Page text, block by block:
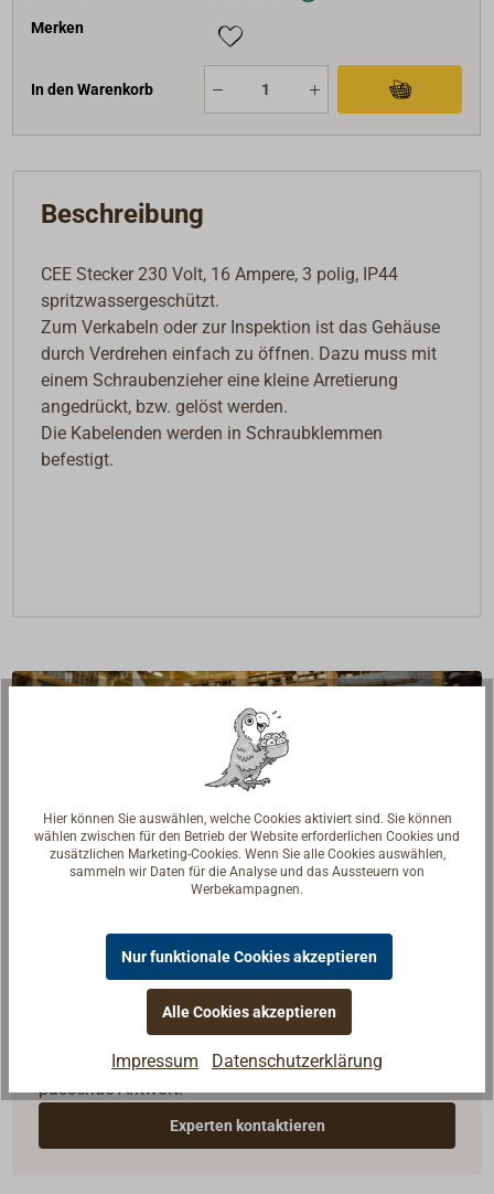
Merken
In den Warenkorb
Beschreibung
CEE Stecker 230 Volt, 16 Ampere, 3 polig, IP44
spritzwassergeschützt.
Zum Verkabeln oder zur Inspektion ist das Gehäuse
durch Verdrehen einfach zu öffnen. Dazu muss mit
einem Schraubenzieher eine kleine Arretierung
angedrückt, bzw. gelöst werden.
Die Kabelenden werden in Schraubklemmen
befestigt.
Fragen zum Artikel?
Reden Sie mit Handwerkern, Bootsbauern und
Seglerinnen. Wir verstehen Ihre Fragen und geben die
passende Antwort.
Experten kontaktieren
Hier können Sie auswählen, welche Cookies aktiviert sind. Sie können
wählen zwischen für den Betrieb der Website erforderlichen Cookies und
zusätzlichen Marketing-Cookies. Wenn Sie alle Cookies auswählen,
sammeln wir Daten für die Analyse und das Aussteuern von
Werbekampagnen.
Nur funktionale Cookies akzeptieren
Alle Cookies akzeptieren
Impressum Datenschutzerklärung